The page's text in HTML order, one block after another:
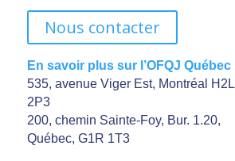
Nous contacter
En savoir plus sur l’OFQJ Québec
535, avenue Viger Est, Montréal H2L
2P3
200, chemin Sainte-Foy, Bur. 1.20,
Québec, G1R 1T3